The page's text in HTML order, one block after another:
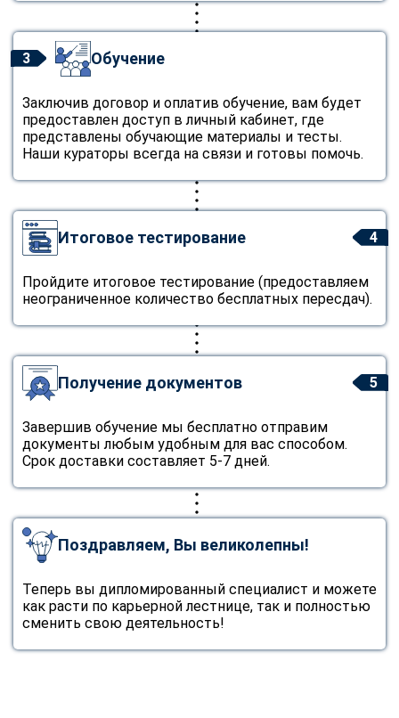
3 Обучение
Заключив договор и оплатив обучение, вам будет
предоставлен доступ в личный кабинет, где
представлены обучающие материалы и тесты.
Наши кураторы всегда на связи и готовы помочь.
4
Итоговое тестирование
Пройдите итоговое тестирование (предоставляем
неограниченное количество бесплатных пересдач).
5
Получение документов
Завершив обучение мы бесплатно отправим
документы любым удобным для вас способом.
Срок доставки составляет 5-7 дней.
Поздравляем, Вы великолепны!
Теперь вы дипломированный специалист и можете
как расти по карьерной лестнице, так и полностью
сменить свою деятельность!